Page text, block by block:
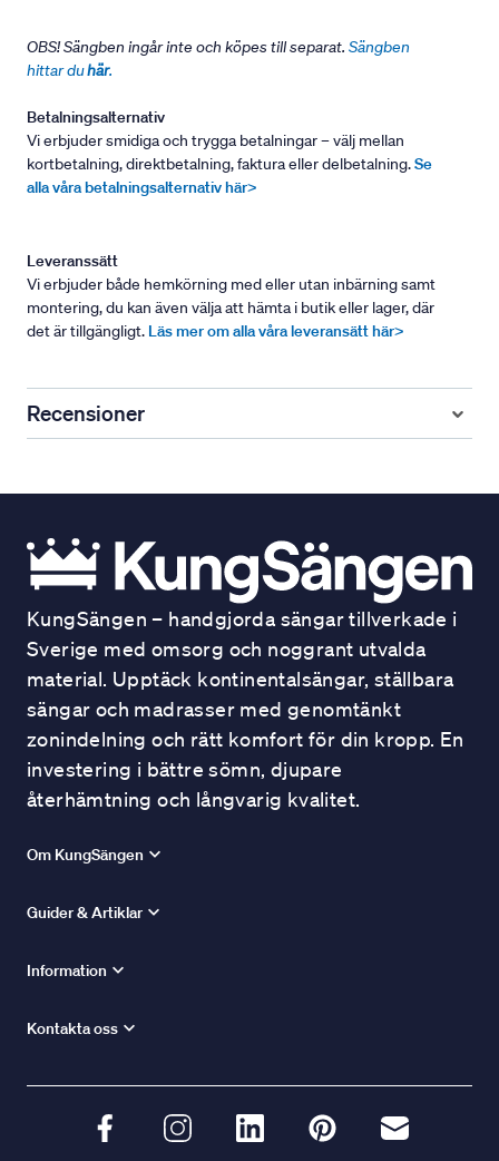
OBS! Sängben ingår inte och köpes till separat. Sängben
hittar duhär.
Betalningsalternativ
Vi erbjuder smidiga och trygga betalningar – välj mellan
kortbetalning, direktbetalning, faktura eller delbetalning.Se
alla våra betalningsalternativ här>
Leveranssätt
Vi erbjuder både hemkörning med eller utan inbärning samt
montering, du kan även välja att hämta i butik eller lager, där
det är tillgängligt. Läs mer om alla våra leveransätt här>
Recensioner
KungSängen – handgjorda sängar tillverkade i
Sverige med omsorg och noggrant utvalda
material. Upptäck kontinentalsängar, ställbara
sängar och madrasser med genomtänkt
zonindelning och rätt komfort för din kropp. En
investering i bättre sömn, djupare
återhämtning och långvarig kvalitet.
Om KungSängen
Guider & Artiklar
Information
Kontakta oss